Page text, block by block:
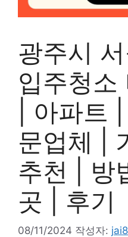
광주시
입주청소
| 아파트
문업체 |
추천 | 방
곳 | 후기
08/11/2024 작성자: